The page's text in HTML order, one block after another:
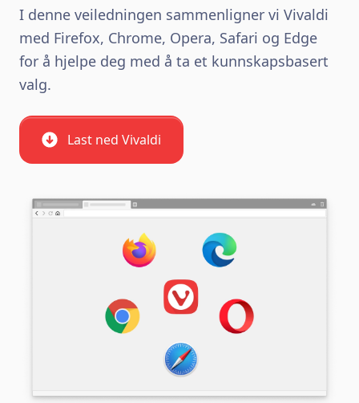
I denne veiledningen sammenligner vi Vivaldi
med Firefox, Chrome, Opera, Safari og Edge
for å hjelpe deg med å ta et kunnskapsbasert
valg.
Last ned Vivaldi